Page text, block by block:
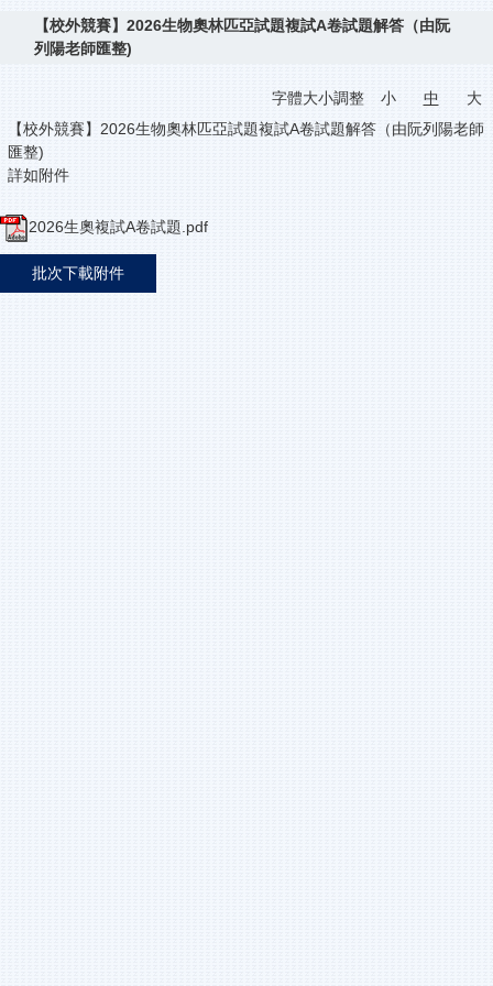
【校外競賽】2026生物奧林匹亞試題複試A卷試題解答（由阮
列陽老師匯整)
字體大小調整 小 中
大
【校外競賽】2026生物奧林匹亞試題複試A卷試題解答（由阮列陽老師
匯整)
詳如附件
2026生奧複試A卷試題.pdf
批次下載附件